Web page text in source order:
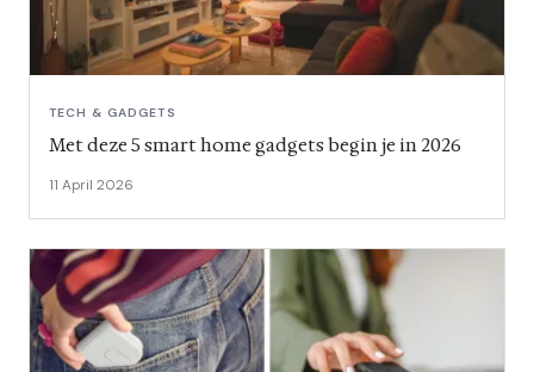
TECH & GADGETS
Met deze 5 smart home gadgets begin je in 2026
11 April 2026